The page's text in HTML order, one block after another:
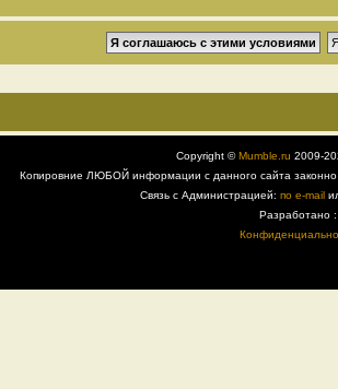
Copyright ©Mumble.ru 2009-
Копировние ЛЮБОЙ информации с данного сайта
Связь с Администрацией: по e-mail
Разработано :